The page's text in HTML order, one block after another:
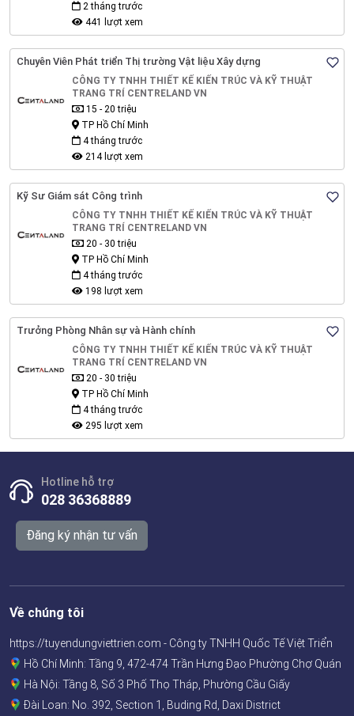
2 tháng trước
441 lượt xem
Chuyên Viên Phát triển Thị trường Vật liệu Xây dựng
CÔNG TY TNHH THIẾT KẾ KIẾN TRÚC VÀ KỸ THUẬT
TRANG TRÍ CENTRELAND VN
15 - 20 triệu
TP Hồ Chí Minh
4 tháng trước
214 lượt xem
Kỹ Sư Giám sát Công trình
CÔNG TY TNHH THIẾT KẾ KIẾN TRÚC VÀ KỸ THUẬT
TRANG TRÍ CENTRELAND VN
20 - 30 triệu
TP Hồ Chí Minh
4 tháng trước
198 lượt xem
Trưởng Phòng Nhân sự và Hành chính
CÔNG TY TNHH THIẾT KẾ KIẾN TRÚC VÀ KỸ THUẬT
TRANG TRÍ CENTRELAND VN
20 - 30 triệu
TP Hồ Chí Minh
4 tháng trước
295 lượt xem
Hotline hỗ trợ
028 36368889
Đăng ký nhận tư vấn
Về chúng tôi
https://tuyendungviettrien.com - Công ty TNHH Quốc Tế Việt Triển
Hồ Chí Minh: Tầng 9, 472-474 Trần Hưng Đạo Phường Chợ Quán
Hà Nội: Tầng 8, Số 3 Phố Thọ Tháp, Phường Cầu Giấy
Đài Loan: No. 392, Section 1, Buding Rd, Daxi District